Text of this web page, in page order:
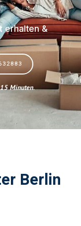
erhalten &
Minuten.
Berlin